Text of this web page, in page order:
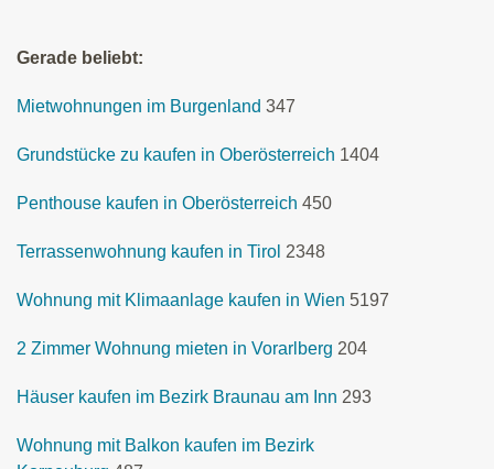
Gerade beliebt:
Mietwohnungen im Burgenland 347
Grundstücke zu kaufen in Oberösterreich 1404
Penthouse kaufen in Oberösterreich 450
Terrassenwohnung kaufen in Tirol 2348
Wohnung mit Klimaanlage kaufen in Wien 5197
2 Zimmer Wohnung mieten in Vorarlberg 204
Häuser kaufen im Bezirk Braunau am Inn 293
Wohnung mit Balkon kaufen im Bezirk